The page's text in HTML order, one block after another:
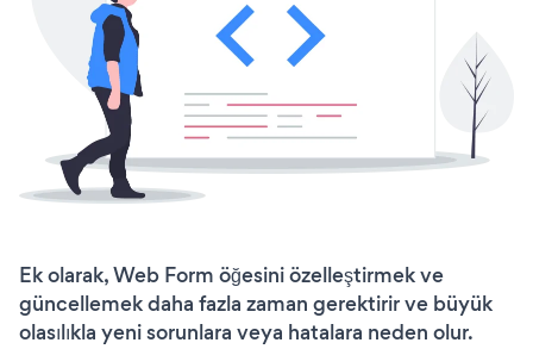
Ek olarak, Web Form öğesini özelleştirmek ve
güncellemek daha fazla zaman gerektirir ve büyük
olasılıkla yeni sorunlara veya hatalara neden olur.